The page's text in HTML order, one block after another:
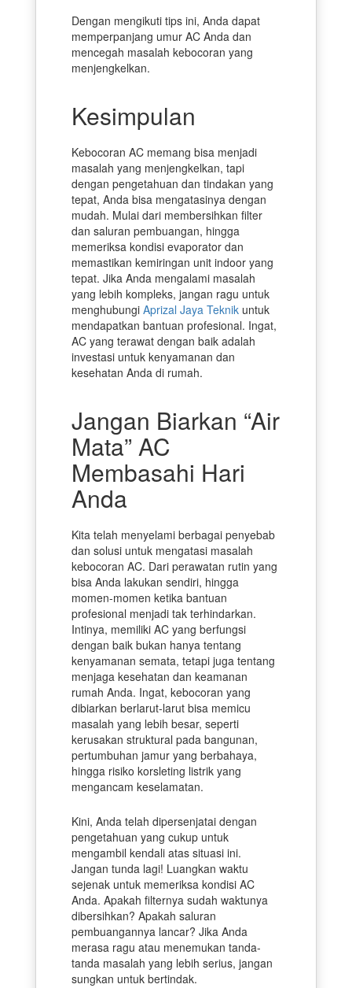
Dengan mengikuti tips ini, Anda dapat
memperpanjang umur AC Anda dan
mencegah masalah kebocoran yang
menjengkelkan.
Kesimpulan
Kebocoran AC memang bisa menjadi
masalah yang menjengkelkan, tapi
dengan pengetahuan dan tindakan yang
tepat, Anda bisa mengatasinya dengan
mudah. Mulai dari membersihkan filter
dan saluran pembuangan, hingga
memeriksa kondisi evaporator dan
memastikan kemiringan unit indoor yang
tepat. Jika Anda mengalami masalah
yang lebih kompleks, jangan ragu untuk
menghubungi Aprizal Jaya Teknikuntuk
mendapatkan bantuan profesional. Ingat,
AC yang terawat dengan baik adalah
investasi untuk kenyamanan dan
kesehatan Anda di rumah.
Jangan Biarkan “Air
Mata” AC
Membasahi Hari
Anda
Kita telah menyelami berbagai penyebab
dan solusi untuk mengatasi masalah
kebocoran AC. Dari perawatan rutin yang
bisa Anda lakukan sendiri, hingga
momen-momen ketika bantuan
profesional menjadi tak terhindarkan.
Intinya, memiliki AC yang berfungsi
dengan baik bukan hanya tentang
kenyamanan semata, tetapi juga tentang
menjaga kesehatan dan keamanan
rumah Anda. Ingat, kebocoran yang
dibiarkan berlarut-larut bisa memicu
masalah yang lebih besar, seperti
kerusakan struktural pada bangunan,
pertumbuhan jamur yang berbahaya,
hingga risiko korsleting listrik yang
mengancam keselamatan.
Kini, Anda telah dipersenjatai dengan
pengetahuan yang cukup untuk
mengambil kendali atas situasi ini.
Jangan tunda lagi! Luangkan waktu
sejenak untuk memeriksa kondisi AC
Anda. Apakah filternya sudah waktunya
dibersihkan? Apakah saluran
pembuangannya lancar? Jika Anda
merasa ragu atau menemukan tanda-
tanda masalah yang lebih serius, jangan
sungkan untuk bertindak.